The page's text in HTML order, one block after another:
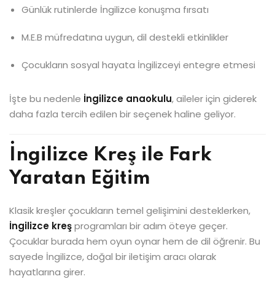
Günlük rutinlerde İngilizce konuşma fırsatı
M.E.B müfredatına uygun, dil destekli etkinlikler
Çocukların sosyal hayata İngilizceyi entegre etmesi
İşte bu nedenle İngilizce anaokulu, aileler için giderek
daha fazla tercih edilen bir seçenek haline geliyor.
İngilizce Kreş ile Fark
Yaratan Eğitim
Klasik kreşler çocukların temel gelişimini desteklerken,
İngilizce kreşprogramları bir adım öteye geçer.
Çocuklar burada hem oyun oynar hem de dil öğrenir. Bu
sayede İngilizce, doğal bir iletişim aracı olarak
hayatlarına girer.